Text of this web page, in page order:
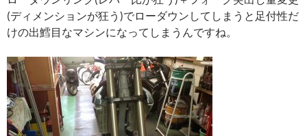
(ディメンションが狂う)でローダウンしてしまうと足付性だ
けの出鱈目なマシンになってしまうんですね。